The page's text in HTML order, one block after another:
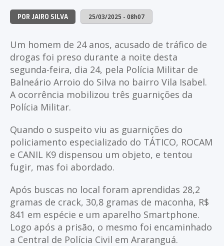
POR JAIRO SILVA 25/03/2025 - 08h07
Um homem de 24 anos, acusado de tráfico de
drogas foi preso durante a noite desta
segunda-feira, dia 24, pela Polícia Militar de
Balneário Arroio do Silva no bairro Vila Isabel.
A ocorrência mobilizou três guarnições da
Polícia Militar.
Quando o suspeito viu as guarnições do
policiamento especializado do TÁTICO, ROCAM
e CANIL K9 dispensou um objeto, e tentou
fugir, mas foi abordado.
Após buscas no local foram aprendidas 28,2
gramas de crack, 30,8 gramas de maconha, R$
841 em espécie e um aparelho Smartphone.
Logo após a prisão, o mesmo foi encaminhado
a Central de Polícia Civil em Araranguá.